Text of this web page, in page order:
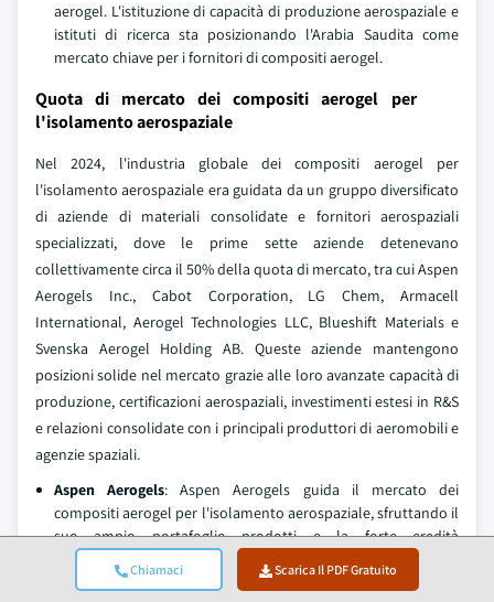
Chiamaci Scarica Il PDF Gratuito
aerogel. L'istituzione di capacità di produzione aerospaziale e
istituti di ricerca sta posizionando l'Arabia Saudita come
mercato chiave per i fornitori di compositi aerogel.
Quota di mercato dei compositi aerogel per
l'isolamento aerospaziale
Nel 2024, l'industria globale dei compositi aerogel per
l'isolamento aerospaziale era guidata da un gruppo diversificato
di aziende di materiali consolidate e fornitori aerospaziali
specializzati, dove le prime sette aziende detenevano
collettivamente circa il 50% della quota di mercato, tra cui Aspen
Aerogels Inc., Cabot Corporation, LG Chem, Armacell
International, Aerogel Technologies LLC, Blueshift Materials e
Svenska Aerogel Holding AB. Queste aziende mantengono
posizioni solide nel mercato grazie alle loro avanzate capacità di
produzione, certificazioni aerospaziali, investimenti estesi in R&S
e relazioni consolidate con i principali produttori di aeromobili e
agenzie spaziali.
Aspen Aerogels: Aspen Aerogels guida il mercato dei
compositi aerogel per l'isolamento aerospaziale, sfruttando il
suo ampio portafoglio prodotti e la forte eredità
aerospaziale. La leadership dell'azienda si basa su estese
certificazioni aerospaziali e prestazioni comprovate in